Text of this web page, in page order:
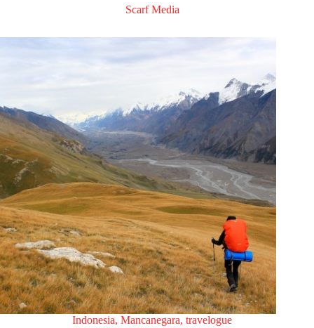
Scarf Media
Indonesia,Mancanegara,travelogue